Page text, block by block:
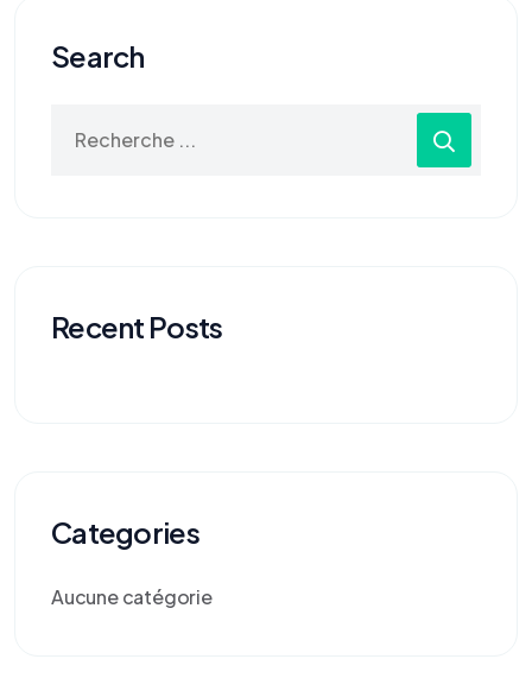
Search
Recent Posts
Categories
Aucune catégorie